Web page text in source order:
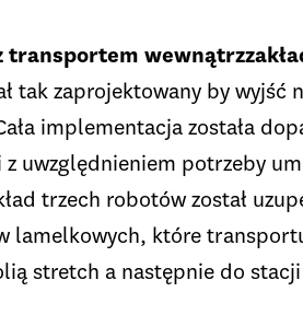
tak zaprojektowany by
implementacja została
uwzględnieniem potrzeby
trzech robotów został
lamelkowych, które
stretch a następnie do